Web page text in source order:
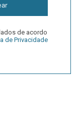
de acordo
de Privacidade